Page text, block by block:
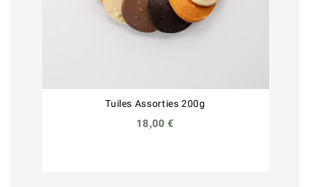
Tuiles Assorties 200g
18,00 €